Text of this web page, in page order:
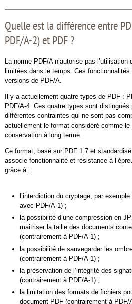
Quelle est la différence entre
PDF/A-2) et PDF ?
La norme PDF/A n’autorise pas
limitées dans le temps. Ces
versions de PDF/A.
Il y a actuellement quatre types de PDF :
PDF/A-4. Ces quatre types sont
différentes contraintes qui ne sont pas
actuellement le format considéré comme le
conservation à long terme.
Ce format, basé sur PDF 1.7 et standardisé
associe fonctionnalité et résistance à
grâce à :
l’interdiction du cryptage, par
avec PDF/A-1) ;
la possibilité d’une compression en
maitriser la taille des documents
(contrairement à PDF/A-1) ;
la possibilité de sauvegarder les
(contrairement à PDF/A-1) ;
la préservation de l’intégrité des
(contrairement à PDF/A-1) ;
la limitation des formats de fichiers
document PDF (contrairement à PDF/